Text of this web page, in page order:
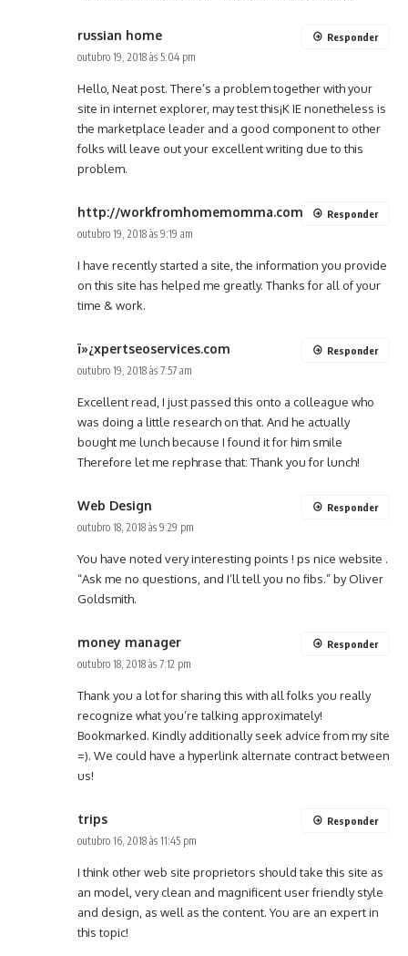
russian home
outubro 19, 2018 às 5:04 pm
Hello, Neat post. There’s a problem together with your
site in internet explorer, may test this¡K IE nonetheless is
the marketplace leader and a good component to other
folks will leave out your excellent writing due to this
problem.
Responder
http://workfromhomemomma.com
outubro 19, 2018 às 9:19 am
I have recently started a site, the information you provide
on this site has helped me greatly. Thanks for all of your
time & work.
Responder
ï»¿xpertseoservices.com
outubro 19, 2018 às 7:57 am
Excellent read, I just passed this onto a colleague who
was doing a little research on that. And he actually
bought me lunch because I found it for him smile
Therefore let me rephrase that: Thank you for lunch!
Responder
Web Design
outubro 18, 2018 às 9:29 pm
You have noted very interesting points ! ps nice website .
“Ask me no questions, and I’ll tell you no fibs.” by Oliver
Goldsmith.
Responder
money manager
outubro 18, 2018 às 7:12 pm
Thank you a lot for sharing this with all folks you really
recognize what you’re talking approximately!
Bookmarked. Kindly additionally seek advice from my site
=). We could have a hyperlink alternate contract between
us!
Responder
trips
outubro 16, 2018 às 11:45 pm
I think other web site proprietors should take this site as
an model, very clean and magnificent user friendly style
and design, as well as the content. You are an expert in
this topic!
Responder